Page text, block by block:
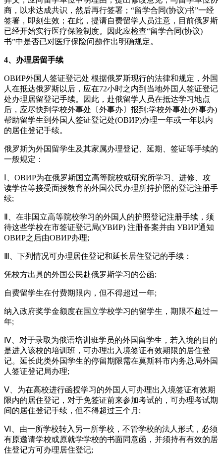
商，以求达成共识，然后再行签署；“留学合同(协议)书”一经
签署，即刻生效；在此，提请自费留学人员注意，目前俄罗斯
已经开始实行医疗保险制度。因此应检查“留学合同(协议)
书”中是否已对医疗保险问题作出明确规定。
4、办理居留手续
ОВИР外国人签证登记处 根据俄罗斯现行的法律和规定，外国
人在抵达俄罗斯以后，应在72小时之内到当地外国人签证登记
处办理居留登记手续。因此，赴俄留学人员在抵达学习地点
后，应尽快到学校外事处〔外事办〕报到;学校外事处(外事办)
帮助留学生到外国人签证登记处(ОВИР)办理一年或一年以内
的居住登记手续。
俄罗斯为外国留学生及其家属办理登记、延期、签证等手续的
一般规定：
Ⅰ、ОВИР为在俄罗斯国立高等院校或研究所学习、进修、攻
读学位等接受面授教育的外国公民办理所持护照的登记注册手
续;
Ⅱ、在非国立高等院校学习的外国人的护照登记注册手续，须
待这些学校在市签证登记局(УВИР) 注册备案并由 УВИР通知
ОВИР之后由ОВИР办理;
Ⅲ、下列情况可办理居住登记和延长居住登记的手续：
凭校方出具的外国公民赴俄罗斯学习的公函;
自费留学生在付费期限内，但不得超过一年;
纳入政府奖学金额度在国立学校学习的留学生，期限不超过一
年;
Ⅳ、对于录取为俄语培训班学员的外国留学生，若入境的目的
是进入该校的培训班，可办理出入境签证有效期限的居住登
记。延长此类外国学生的停留期限需在莫斯科市内务总局外国
人签证登记局办理;
Ⅴ、为在高校进行函授学习的外国人可办理出入境签证有效期
限内的居住登记，对于免签证前来参加考试的，可办理考试期
间的居住登记手续，但不得超过三个月;
Ⅵ、由一所学校转入另一所学校，不管学校的法人形式，必须
有原邀请学校或原就学学校的书面同意函，并须持有有效的居
住登记方可办理居住登记;